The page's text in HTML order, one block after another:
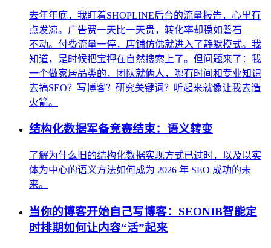
去年年底，我盯着SHOPLINE后台的流量报告，心里有
点发凉。广告费一天比一天贵，转化率却稳如磐石——
不动。付费流量一停，店铺仿佛就进入了静默模式。我
知道，是时候把宝押在自然搜索上了。但问题来了：我
一个做家居品类的，团队就俩人，哪有时间和专业知识
去搞SEO？写博客？研究关键词？听起来就像让我去造
火箭。
结构化数据军备竞赛结束：语义转变
了解为什么旧的结构化数据实现方式已过时，以及以实
体为中心的语义方法如何成为 2026 年 SEO 成功的未
来。
当你的博客开始自己写博客：SEONIB智能定
时排期如何让内容“活”起来